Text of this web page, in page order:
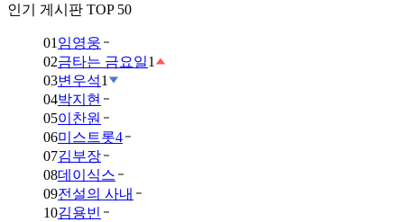
인기 게시판 TOP 50
01 임영웅
02금타는 금요일1
03변우석1
04박지현
05이찬원
06미스트롯4
07김부장
08데이식스
09전설의 사내
10김용빈